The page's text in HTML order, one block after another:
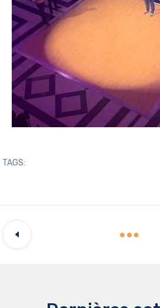
TAGS: